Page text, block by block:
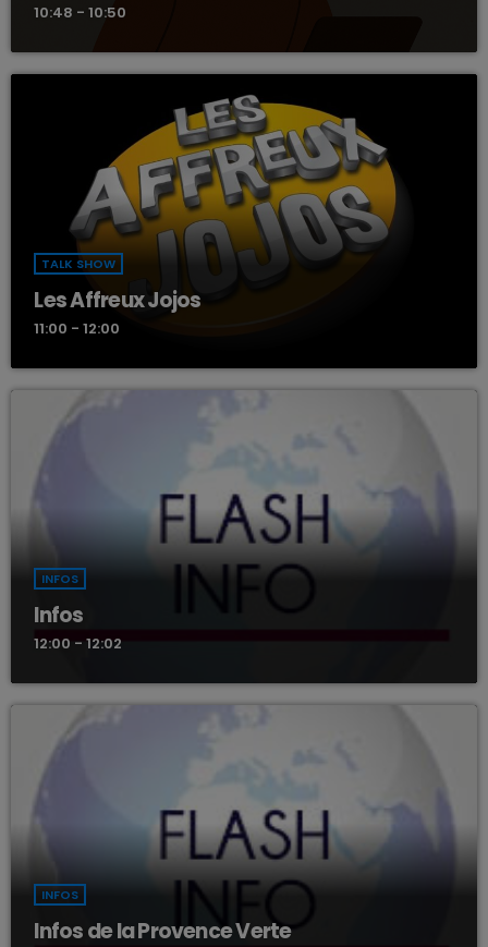
10:48 - 10:50
TALK SHOW
Les Affreux Jojos
11:00 - 12:00
INFOS
Infos
12:00 - 12:02
INFOS
Infos de la Provence Verte